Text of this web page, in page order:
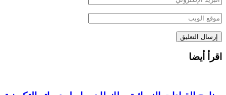
اقرأ أيضا